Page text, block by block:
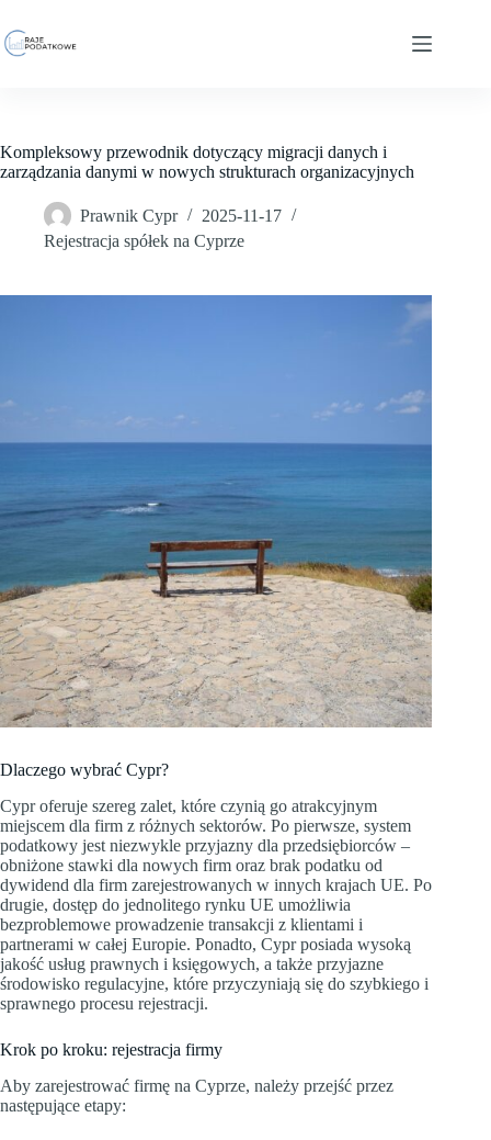
do
treści
Kompleksowy przewodnik dotyczący migracji danych i
zarządzania danymi w nowych strukturach organizacyjnych
Prawnik Cypr
2025-11-17
Rejestracja spółek na Cyprze
Dlaczego wybrać Cypr?
Cypr oferuje szereg zalet, które czynią go atrakcyjnym
miejscem dla firm z różnych sektorów. Po pierwsze, system
podatkowy jest niezwykle przyjazny dla przedsiębiorców –
obniżone stawki dla nowych firm oraz brak podatku od
dywidend dla firm zarejestrowanych w innych krajach UE. Po
drugie, dostęp do jednolitego rynku UE umożliwia
bezproblemowe prowadzenie transakcji z klientami i
partnerami w całej Europie. Ponadto, Cypr posiada wysoką
jakość usług prawnych i księgowych, a także przyjazne
środowisko regulacyjne, które przyczyniają się do szybkiego i
sprawnego procesu rejestracji.
Krok po kroku: rejestracja firmy
Aby zarejestrować firmę na Cyprze, należy przejść przez
następujące etapy: